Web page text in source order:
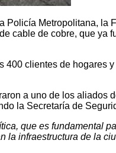
Metropolitana, la
cable de cobre, que ya
clientes de hogares
a uno de los aliados
la Secretaría de
que es fundamental
infraestructura de la